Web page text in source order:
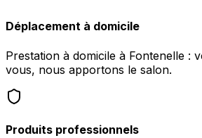
Déplacement à domicile
Prestation à domicile à Fontenelle :
vous, nous apportons le salon.
Produits professionnels